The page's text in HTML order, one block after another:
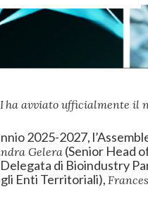
ha avviato ufficialmente il
2025-2027,
Gelera(Senior Head
di Bioindustry
Enti Territoriali),